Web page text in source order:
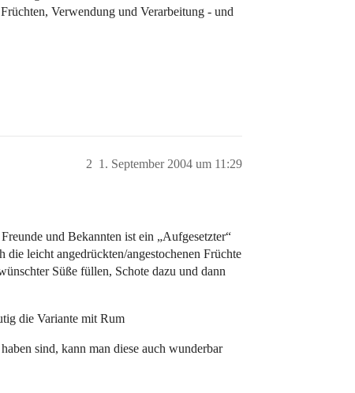
Verwendung und Verarbeitung - und
1. September 2004 um 11:29
2
und Bekannten ist ein „Aufgesetzter“
leicht angedrückten/angestochenen Früchte
Süße füllen, Schote dazu und dann
die Variante mit Rum
sind, kann man diese auch wunderbar